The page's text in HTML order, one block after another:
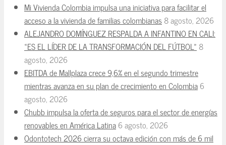
Mi Vivienda Colombia impulsa una iniciativa para facilitar el
acceso a la vivienda de familias colombianas8 agosto, 2026
ALEJANDRO DOMÍNGUEZ RESPALDA A INFANTINO EN CALI:
«ES EL LÍDER DE LA TRANSFORMACIÓN DEL FÚTBOL» 8
agosto, 2026
EBITDA de Mallplaza crece 9,6% en el segundo trimestre
mientras avanza en su plan de crecimiento en Colombia6
agosto, 2026
Chubb impulsa la oferta de seguros para el sector de energías
renovables en América Latina6 agosto, 2026
Odontotech 2026 cierra su octava edición con más de 6 mil